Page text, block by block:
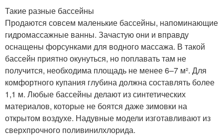
Такие разные бассейны
Продаются совсем маленькие бассейны, напоминающие
гидро­массажные ванны. Зачастую они и вправду
оснащены форсунками для водного массажа. В такой
бассейн приятно окунуться, но поплавать там не
получится, необходима площадь не менее 6–7 м². Для
комфортного купания глубина должна составлять более
1,1 м. Любые бассейны делают из синтетических
материалов, которые не боятся даже зимовки на
открытом воздухе. Надувные модели изготавливают из
сверхпрочного поливинилхлорида.